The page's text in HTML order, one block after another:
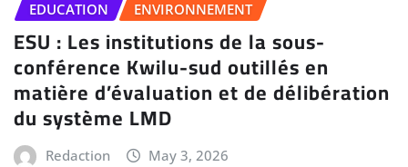
EDUCATION ENVIRONNEMENT
ESU : Les institutions de la sous-
conférence Kwilu-sud outillés en
matière d’évaluation et de délibération
du système LMD
Redaction May 3, 2026